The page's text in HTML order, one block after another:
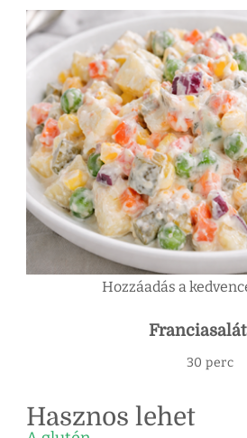
Hozzáadás a
30 perc
Hasznos lehet